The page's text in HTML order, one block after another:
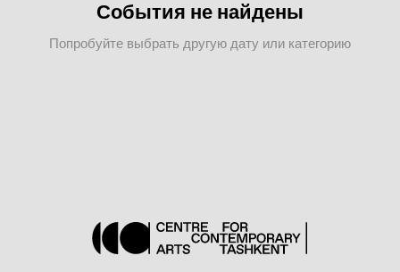
События не найдены
Попробуйте выбрать другую дату или категорию